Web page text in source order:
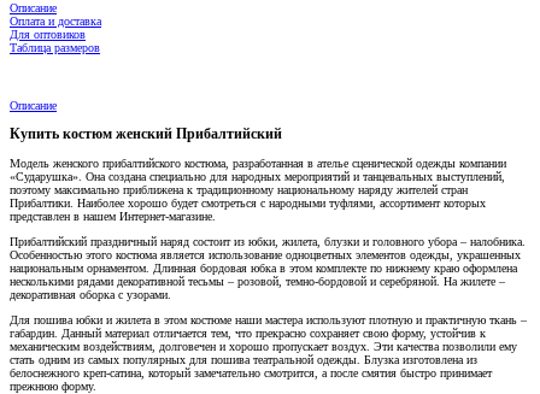
Описание
Оплата и доставка
Для оптовиков
Таблица размеров
Описание
Купить костюм женский Прибалтийский
Модель женского прибалтийского костюма, разработанная в ателье сценической одежды компании
«Сударушка». Она создана специально для народных мероприятий и танцевальных выступлений,
поэтому максимально приближена к традиционному национальному наряду жителей стран
Прибалтики. Наиболее хорошо будет смотреться с народными туфлями, ассортимент которых
представлен в нашем Интернет-магазине.
Прибалтийский праздничный наряд состоит из юбки, жилета, блузки и головного убора – налобника.
Особенностью этого костюма является использование одноцветных элементов одежды, украшенных
национальным орнаментом. Длинная бордовая юбка в этом комплекте по нижнему краю оформлена
несколькими рядами декоративной тесьмы – розовой, темно-бордовой и серебряной. На жилете –
декоративная оборка с узорами.
Для пошива юбки и жилета в этом костюме наши мастера используют плотную и практичную ткань –
габардин. Данный материал отличается тем, что прекрасно сохраняет свою форму, устойчив к
механическим воздействиям, долговечен и хорошо пропускает воздух. Эти качества позволили ему
стать одним из самых популярных для пошива театральной одежды. Блузка изготовлена из
белоснежного креп-сатина, который замечательно смотрится, а после смятия быстро принимает
прежнюю форму.